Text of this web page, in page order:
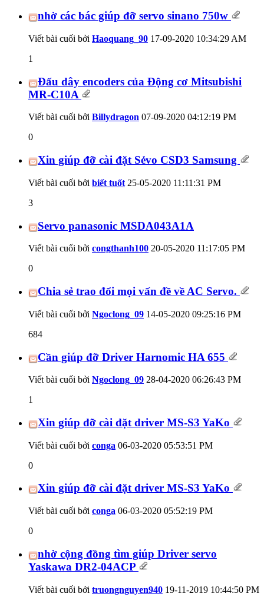
nhờ các bác giúp đỡ servo sinano 750w
Viết bài cuối bởi Haoquang_90 17-09-2020 10:34:29 AM
1
Đấu dây encoders của Động cơ Mitsubishi
MR-C10A
Viết bài cuối bởi Billydragon 07-09-2020 04:12:19 PM
0
Xin giúp đỡ cài đặt Sẻvo CSD3 Samsung
Viết bài cuối bởi biết tuốt 25-05-2020 11:11:31 PM
3
Servo panasonic MSDA043A1A
Viết bài cuối bởi congthanh100 20-05-2020 11:17:05 PM
0
Chia sẻ trao đổi mọi vấn đề về AC Servo.
Viết bài cuối bởi Ngoclong_09 14-05-2020 09:25:16 PM
684
Cần giúp đỡ Driver Harnomic HA 655
Viết bài cuối bởi Ngoclong_09 28-04-2020 06:26:43 PM
1
Xin giúp đỡ cài đặt driver MS-S3 YaKo
Viết bài cuối bởi conga 06-03-2020 05:53:51 PM
0
Xin giúp đỡ cài đặt driver MS-S3 YaKo
Viết bài cuối bởi conga 06-03-2020 05:52:19 PM
0
nhờ cộng đồng tìm giúp Driver servo
Yaskawa DR2-04ACP
Viết bài cuối bởi truongnguyen940 19-11-2019 10:44:50 PM